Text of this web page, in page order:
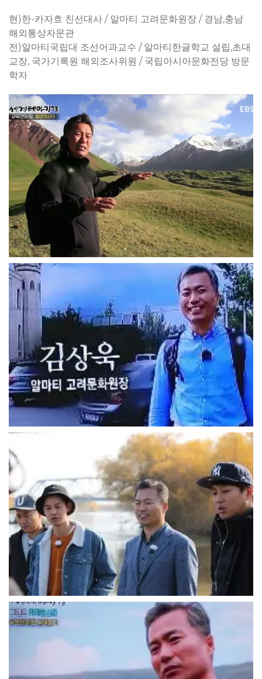
현)한-카자흐 친선대사 / 알마티 고려문화원장 / 경남,충남
해외통상자문관
전)알마티국립대 조선어과교수 / 알마티한글학교 설립,초대
교장, 국가기록원 해외조사위원 / 국립아시아문화전당 방문
학자